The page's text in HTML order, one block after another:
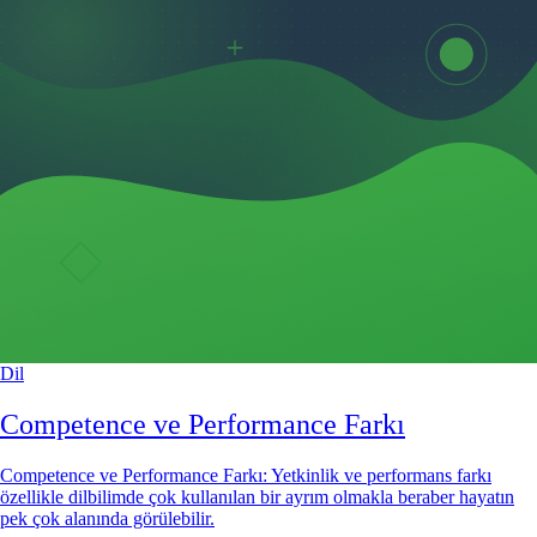
Dil
Competence ve Performance Farkı
Competence ve Performance Farkı: Yetkinlik ve performans farkı
özellikle dilbilimde çok kullanılan bir ayrım olmakla beraber hayatın
pek çok alanında görülebilir.